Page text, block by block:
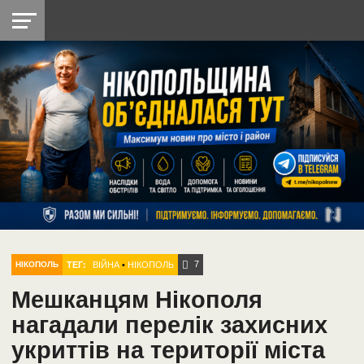
НІКОПОЛЬ
РАЙОН
СІЧЕСЛАВСЬКА
УКРАЇНА
РЕТРО
НІКОПОЛЬ
ЛАЙТ
УКРАЇНА
ДОПОМОГА
РАДІО
НІКОПОЛЬ ТЕГ: ВІЙНА •НІКОПОЛЬ 7
Мешканцям Нікополя
нагадали перелік захисних
укриттів на території міста